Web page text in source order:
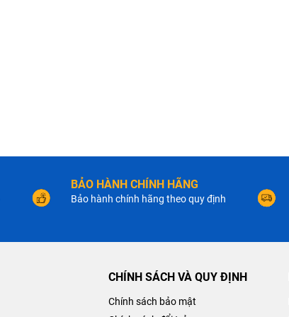
BẢO HÀNH CHÍNH HÃNG
Bảo hành chính hãng theo quy định
CHÍNH SÁCH VÀ QUY ĐỊNH
Chính sách bảo mật